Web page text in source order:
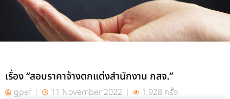
เรื่อง “สอบราคาจ้างตกแต่งสำนักงาน กสจ.”
gpef 11 November 2022 1,928 ครั้ง